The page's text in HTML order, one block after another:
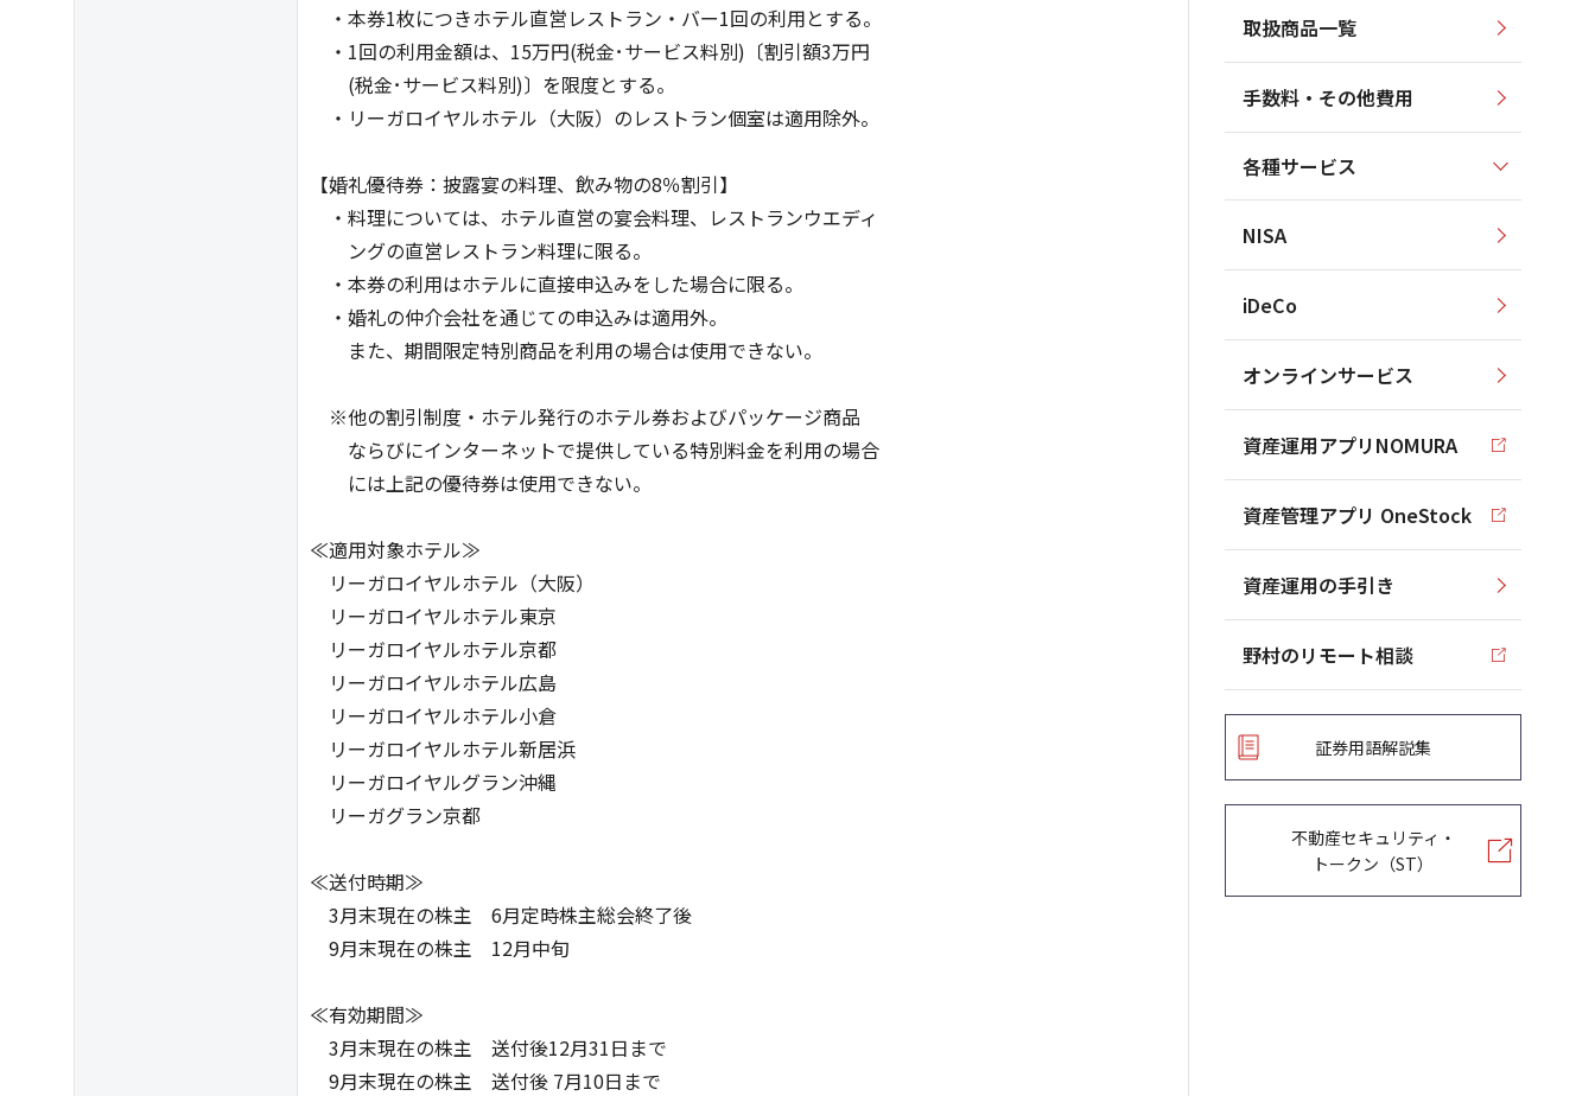
・本券1枚につきホテル直営レストラン・バー1回の利用とする。
・1回の利用金額は、15万円(税金･サービス料別)〔割引額3万円
(税金･サービス料別)〕を限度とする。
・リーガロイヤルホテル（大阪）のレストラン個室は適用除外。
【婚礼優待券：披露宴の料理、飲み物の8％割引】
・料理については、ホテル直営の宴会料理、レストランウエディ
ングの直営レストラン料理に限る。
・本券の利用はホテルに直接申込みをした場合に限る。
・婚礼の仲介会社を通じての申込みは適用外。
また、期間限定特別商品を利用の場合は使用できない。
※他の割引制度・ホテル発行のホテル券およびパッケージ商品
ならびにインターネットで提供している特別料金を利用の場合
には上記の優待券は使用できない。
≪適用対象ホテル≫
リーガロイヤルホテル（大阪）
リーガロイヤルホテル東京
リーガロイヤルホテル京都
リーガロイヤルホテル広島
リーガロイヤルホテル小倉
リーガロイヤルホテル新居浜
リーガロイヤルグラン沖縄
リーガグラン京都
≪送付時期≫
3月末現在の株主 6月定時株主総会終了後
9月末現在の株主 12月中旬
≪有効期間≫
3月末現在の株主 送付後12月31日まで
9月末現在の株主 送付後 7月10日まで
取扱商品一覧
手数料・その他費用
各種サービス
NISA
iDeCo
オンラインサービス
資産運用アプリNOMURA
資産管理アプリ OneStock
資産運用の手引き
野村のリモート相談
証券用語解説集
不動産セキュリティ・
トークン（ST）